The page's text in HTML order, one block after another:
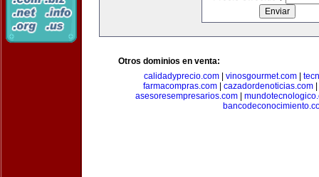
Otros dominios en venta:
calidadyprecio.com
vinosgourmet.com
farmacompras.com
cazadordenoticias.com
asesoresempresarios.com